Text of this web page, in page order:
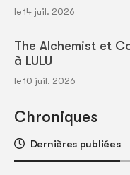
le 14 juil. 2026
The Alchemist et
à LULU
le 10 juil. 2026
Chroniques
Dernières publiées